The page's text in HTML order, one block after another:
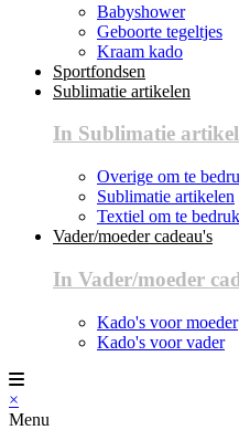
Babyshower
Geboorte tegeltjes
Kraam kado
Sportfondsen
Sublimatie artikelen
In Sublimatie
Overige om te
Sublimatie artikelen
Textiel om te
Vader/moeder cadeau's
In Vader/moeder
Kado's voor moeder
Kado's voor vader
×
Menu